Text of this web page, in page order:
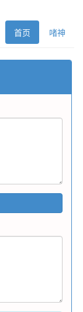
首页 啫神